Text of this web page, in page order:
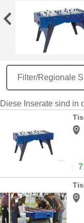
Filter/Regionale
Diese Inserate sind in